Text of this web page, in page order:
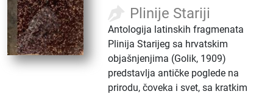
Plinije Stariji
Antologija latinskih fragmenata
Plinija Starijeg sa hrvatskim
objašnjenjima (Golik, 1909)
predstavlja antičke poglede na
prirodu, čoveka i svet, sa kratkim